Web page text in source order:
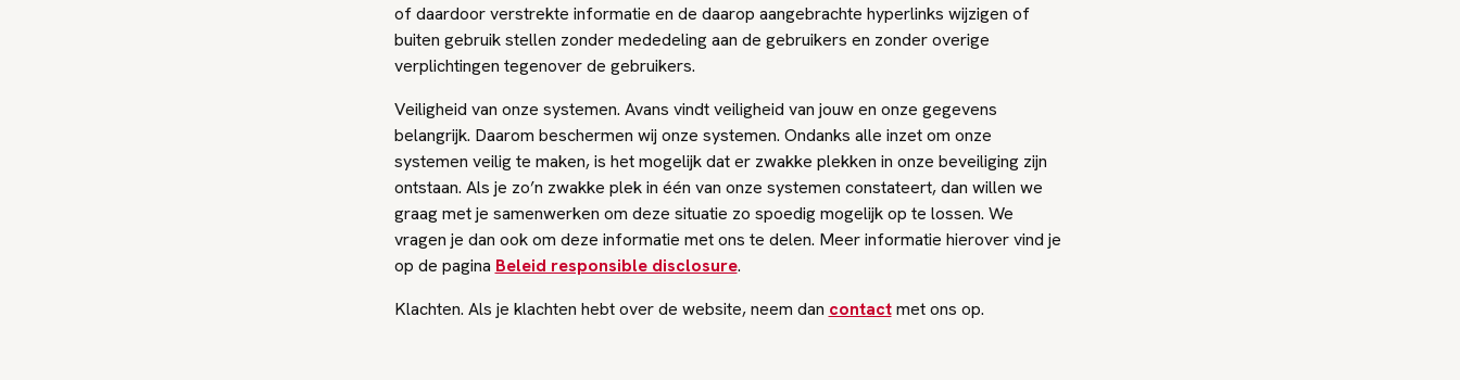
of daardoor verstrekte informatie en de daarop aangebrachte hyperlinks wijzigen of
buiten gebruik stellen zonder mededeling aan de gebruikers en zonder overige
verplichtingen tegenover de gebruikers.
Veiligheid van onze systemen. Avans vindt veiligheid van jouw en onze gegevens
belangrijk. Daarom beschermen wij onze systemen. Ondanks alle inzet om onze
systemen veilig te maken, is het mogelijk dat er zwakke plekken in onze beveiliging zijn
ontstaan. Als je zo’n zwakke plek in één van onze systemen constateert, dan willen we
graag met je samenwerken om deze situatie zo spoedig mogelijk op te lossen. We
vragen je dan ook om deze informatie met ons te delen. Meer informatie hierover vind je
op de pagina Beleid responsible disclosure.
Klachten. Als je klachten hebt over de website, neem dan contactmet ons op.